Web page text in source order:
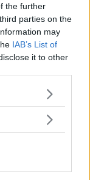
the further
parties on the
may
IAB’s List of
it to other
more Google
may click to
below Google
–
HDR